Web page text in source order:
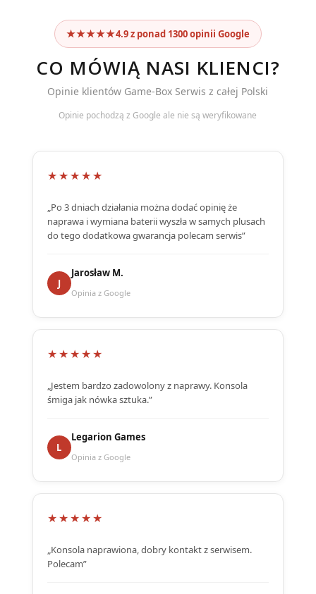
★★★★★4.9 z ponad 1300 opinii Google
CO MÓWIĄ NASI KLIENCI?
Opinie klientów Game-Box Serwis z całej Polski
Opinie pochodzą z Google ale nie są weryfikowane
★★★★★
„Po 3 dniach działania można dodać opinię że
naprawa i wymiana baterii wyszła w samych plusach
do tego dodatkowa gwarancja polecam serwis”
J
Jarosław M.
Opinia z Google
★★★★★
„Jestem bardzo zadowolony z naprawy. Konsola
śmiga jak nówka sztuka.”
L
Legarion Games
Opinia z Google
★★★★★
„Konsola naprawiona, dobry kontakt z serwisem.
Polecam”